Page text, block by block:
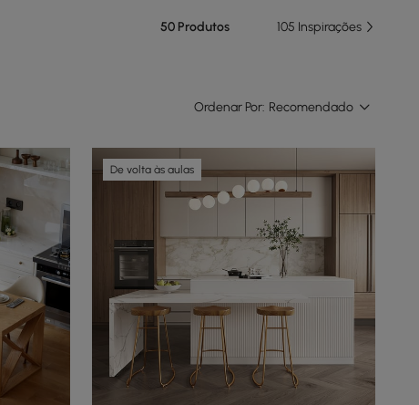
50 Produtos 105 Inspirações
Ordenar Por: Recomendado
De volta às aulas